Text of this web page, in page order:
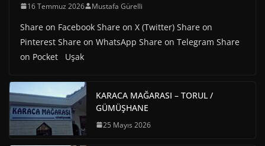
16 Temmuz 2026 Mustafa Gürelli
Share on Facebook Share on X (Twitter) Share on
Pinterest Share on WhatsApp Share on Telegram Share
on Pocket Uşak
KARACA MAĞARASI – TORUL /
GÜMÜŞHANE
25 Mayıs 2026